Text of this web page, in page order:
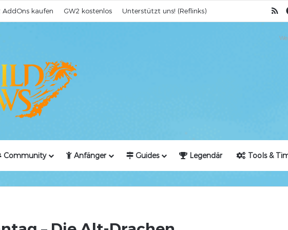
AddOns kaufen GW2 kostenlos Unterstützt uns! (Reflinks)
Community Anfänger Guides Legendär Tools &